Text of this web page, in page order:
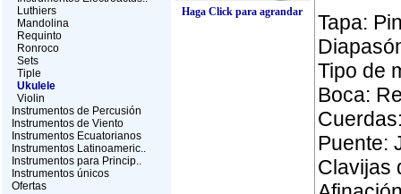
Luthiers
Mandolina
Requinto
Ronroco
Sets
Tiple
Ukulele
Violin
Instrumentos de Percusión
Instrumentos de Viento
Instrumentos Ecuatorianos
Instrumentos Latinoameric..
Instrumentos para Princip..
Instrumentos únicos
Ofertas
Haga Click para agrandar
Tapa:
Tipo de
Boca:
Puente:
Clavijas